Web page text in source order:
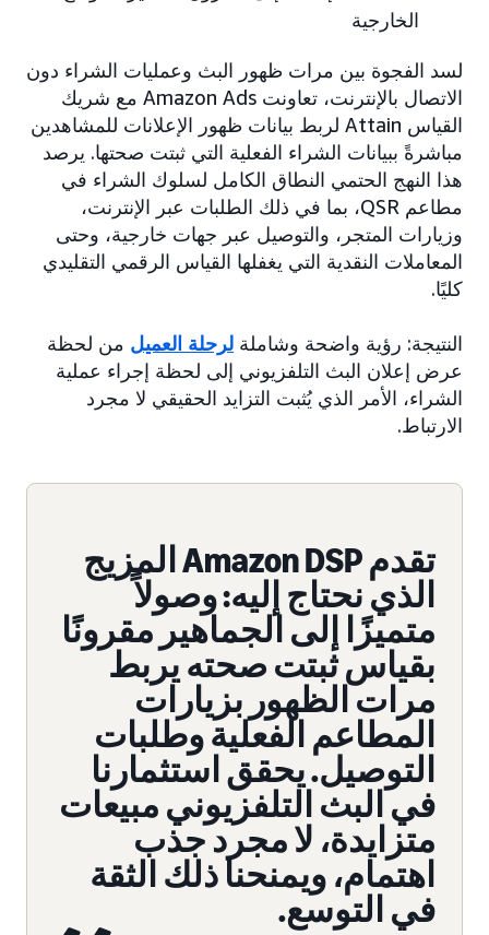
الخارجية
لسد الفجوة بين مرات ظهور البث وعمليات الشراء دون
الاتصال بالإنترنت، تعاونت Amazon Ads مع شريك
القياس Attain لربط بيانات ظهور الإعلانات للمشاهدين
مباشرةً ببيانات الشراء الفعلية التي ثبتت صحتها. يرصد
هذا النهج الحتمي النطاق الكامل لسلوك الشراء في
مطاعم QSR، بما في ذلك الطلبات عبر الإنترنت،
وزيارات المتجر، والتوصيل عبر جهات خارجية، وحتى
المعاملات النقدية التي يغفلها القياس الرقمي التقليدي
كليًا.
النتيجة: رؤية واضحة وشاملة لرحلة العميل من لحظة
عرض إعلان البث التلفزيوني إلى لحظة إجراء عملية
الشراء، الأمر الذي يُثبت التزايد الحقيقي لا مجرد
الارتباط.
تقدم Amazon DSP المزيج
الذي نحتاج إليه: وصولاً
متميزًا إلى الجماهير مقرونًا
بقياس ثبتت صحته يربط
مرات الظهور بزيارات
المطاعم الفعلية وطلبات
التوصيل. يحقق استثمارنا
في البث التلفزيوني مبيعات
متزايدة، لا مجرد جذب
اهتمام، ويمنحنا ذلك الثقة
في التوسع.